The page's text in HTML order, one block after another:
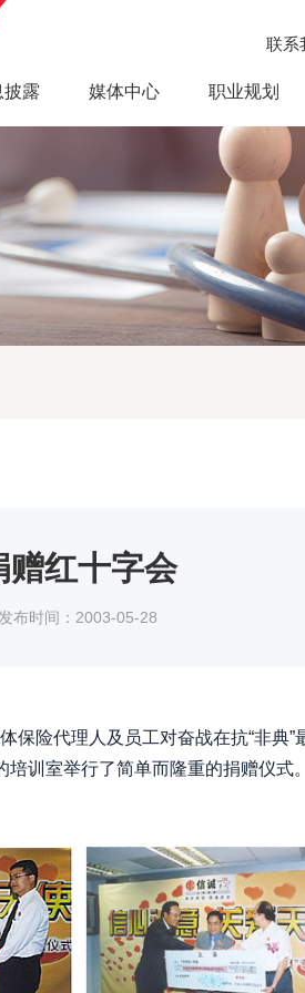
联系
披露 媒体中心 职业规划
赠红十字会
发布时间：2003-05-28
险代理人及员工对奋战在抗“非典”
训室举行了简单而隆重的捐赠仪